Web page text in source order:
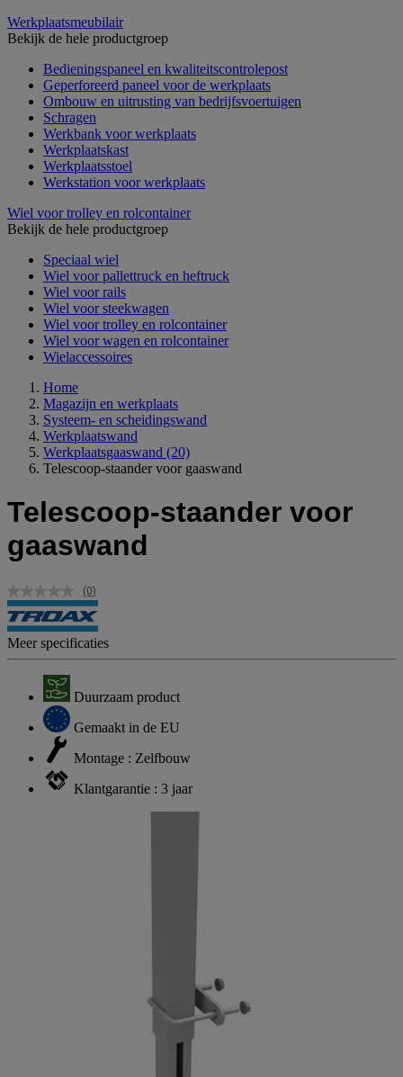
Werkplaatsmeubilair
Bekijk de hele productgroep
Bedieningspaneel en kwaliteitscontrolepost
Geperforeerd paneel voor de werkplaats
Ombouw en uitrusting van bedrijfsvoertuigen
Schragen
Werkbank voor werkplaats
Werkplaatskast
Werkplaatsstoel
Werkstation voor werkplaats
Wiel voor trolley en rolcontainer
Bekijk de hele productgroep
Speciaal wiel
Wiel voor pallettruck en heftruck
Wiel voor rails
Wiel voor steekwagen
Wiel voor trolley en rolcontainer
Wiel voor wagen en rolcontainer
Wielaccessoires
Home
Magazijn en werkplaats
Systeem- en scheidingswand
Werkplaatswand
Werkplaatsgaaswand (20)
Telescoop-staander voor gaaswand
Telescoop-staander voor
gaaswand
Geen
scorewaarde.
Dezelfde
paginalink.
(0)
Meer specificaties
Duurzaam product
Gemaakt in de EU
Montage : Zelfbouw
Klantgarantie : 3 jaar